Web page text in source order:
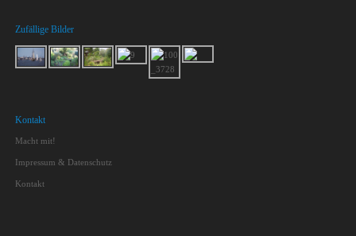
Zufällige Bilder
Kontakt
Macht mit!
Impressum & Datenschutz
Kontakt